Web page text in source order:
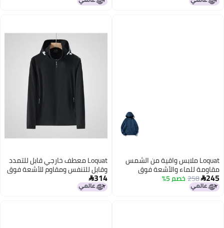
6
4
Loquat ملابس واقية من الشمس
مقاومة للماء والأشعة فوق
البنفسجية
245
258 خصم 5%
3
Loquat معطف خارجي قابل للتمدد
وقابل للتنفس ومقاوم للأشعة فوق
البنفسجية
314